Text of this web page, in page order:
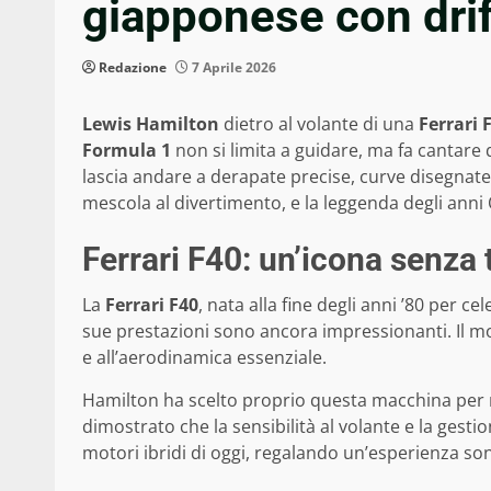
giapponese con
Redazione 7 Aprile 2026
Lewis Hamilton dietro al volante di una Ferrari
Formula 1 non si limita a guidare, ma fa cantare
lascia andare a derapate precise, curve
mescola al divertimento, e la leggenda degli
Ferrari F40: un’icona
La Ferrari F40, nata alla fine degli anni ’80 per
sue prestazioni sono ancora impressionanti. Il
e all’aerodinamica essenziale.
Hamilton ha scelto proprio questa macchina
dimostrato che la sensibilità al volante e la
motori ibridi di oggi, regalando un’esperienza